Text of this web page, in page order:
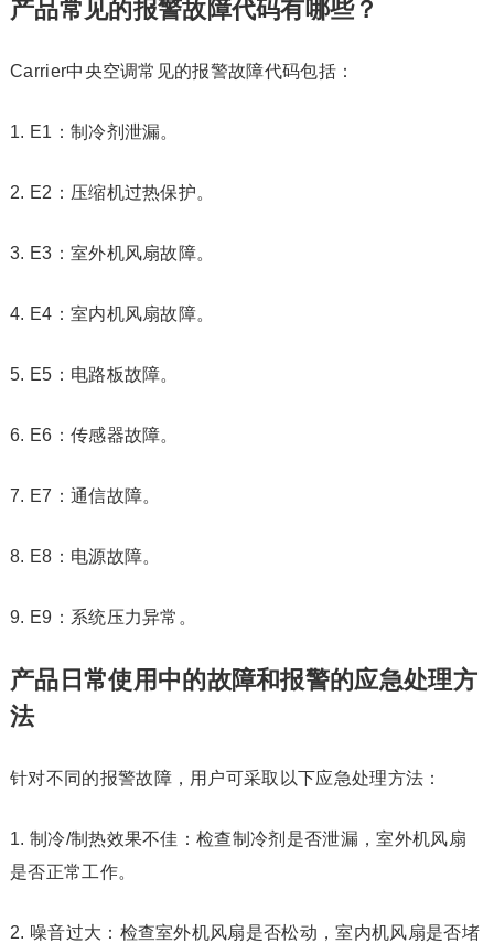
产品常见的报警故障代码有哪些？
Carrier中央空调常见的报警故障代码包括：
1. E1：制冷剂泄漏。
2. E2：压缩机过热保护。
3. E3：室外机风扇故障。
4. E4：室内机风扇故障。
5. E5：电路板故障。
6. E6：传感器故障。
7. E7：通信故障。
8. E8：电源故障。
9. E9：系统压力异常。
产品日常使用中的故障和报警的应急处理方
法
针对不同的报警故障，用户可采取以下应急处理方法：
1. 制冷/制热效果不佳：检查制冷剂是否泄漏，室外机风扇
是否正常工作。
2. 噪音过大：检查室外机风扇是否松动，室内机风扇是否堵